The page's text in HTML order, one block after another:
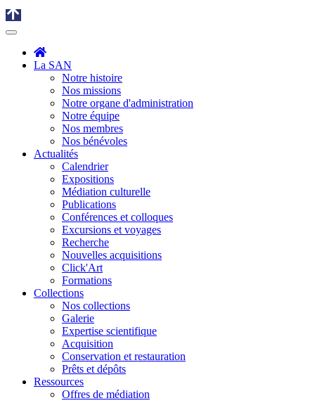
La SAN
Notre histoire
Nos missions
Notre organe d'administration
Notre équipe
Nos membres
Nos bénévoles
Actualités
Calendrier
Expositions
Médiation culturelle
Publications
Conférences et colloques
Excursions et voyages
Recherche
Nouvelles acquisitions
Click'Art
Formations
Collections
Nos collections
Galerie
Expertise scientifique
Acquisition
Conservation et restauration
Prêts et dépôts
Ressources
Offres de médiation